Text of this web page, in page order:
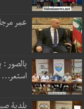
عمر
بالصور
استعر...